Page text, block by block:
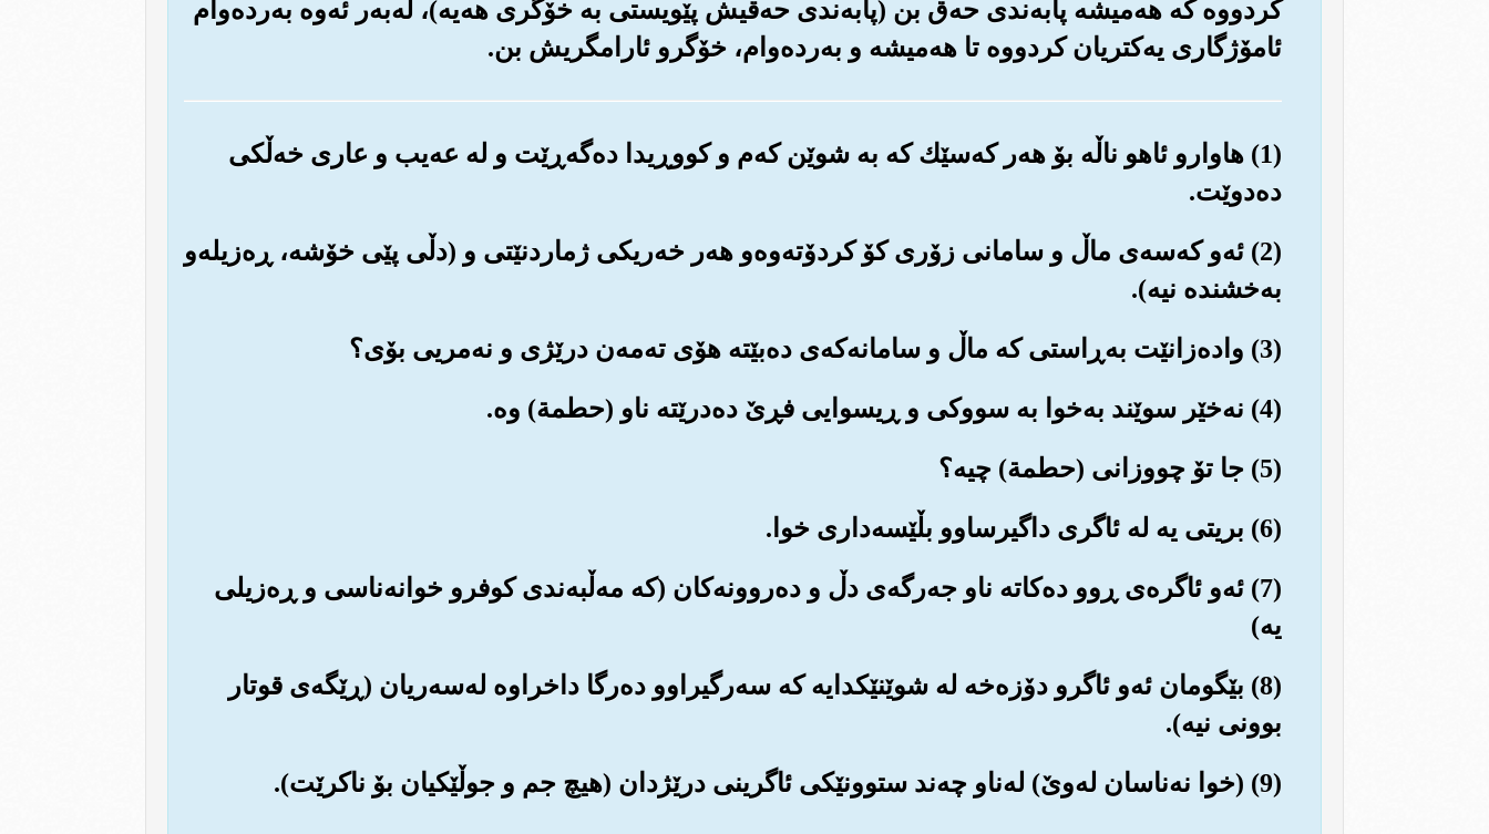
کردووه که هه‌میشه پابه‌ندی حه‌ق بن (پابه‌ندی حه‌قیش پێویستی به خۆگری هه‌یه‌)، له‌به‌ر ئه‌وه به‌رده‌وام
ئامۆژگاری یه‌کتریان کردووه تا هه‌میشه و به‌رده‌وام، خۆگرو ئارامگریش بن.
(1) هاوارو ئاهو ناڵه بۆ هه‌ر که‌سێك که به شوێن که‌م و کووڕیدا ده‌گه‌ڕێت و له عه‌یب و عاری خه‌ڵکی
ده‌دوێت.
(2) ئه‌و که‌سه‌ی ماڵ و سامانی زۆری کۆ کردۆته‌وه‌و هه‌ر خه‌ریکی ژماردنێتی و (دڵی پێی خۆشه‌، ڕه‌زیله‌و
به‌خشنده نیه‌).
(3) واده‌زانێت به‌ڕاستی که ماڵ و سامانه‌که‌ی ده‌بێته هۆی ته‌مه‌ن درێژی و نه‌مریی بۆی؟
(4) نه‌خێر سوێند به‌خوا به سووکی و ڕیسوایی فڕێ ده‌درێته ناو (حطمة) وه‌.
(5) جا تۆ چووزانی (حطمة) چیه‌؟
(6) بریتی یه له ئاگری داگیرساوو بڵێسه‌داری خوا.
(7) ئه‌و ئاگره‌ی ڕوو ده‌کاته ناو جه‌رگه‌ی دڵ و ده‌روونه‌کان (که مه‌ڵبه‌ندی کوفرو خوانه‌ناسی و ڕه‌زیلی
یه‌)
(8) بێگومان ئه‌و ئاگرو دۆزه‌خه له شوێنێکدایه که سه‌رگیراوو ده‌رگا داخراوه له‌سه‌ریان (ڕێگه‌ی قوتار
بوونی نیه‌).
(9) (خوا نه‌ناسان له‌وێ) له‌ناو چه‌ند ستوونێکی ئاگرینی درێژدان (هیچ جم و جوڵێکیان بۆ ناکرێت).